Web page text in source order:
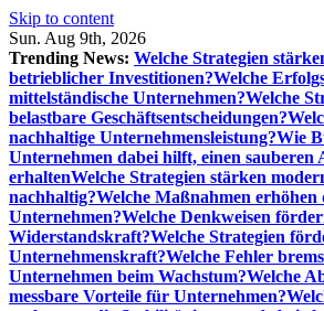
Skip to content
Sun. Aug 9th, 2026
Trending News: Welche Strategien
betrieblicher Investitionen?Welche
mittelständische Unternehmen?Welche
belastbare Geschäftsentscheidungen?
nachhaltige Unternehmensleistung?Wie
Unternehmen dabei hilft, einen sauberen
erhaltenWelche Strategien stärken
nachhaltig?Welche Maßnahmen
Unternehmen?Welche Denkweisen
Widerstandskraft?Welche Strategien
Unternehmenskraft?Welche Fehler
Unternehmen beim Wachstum?Welche
messbare Vorteile für Unternehmen?